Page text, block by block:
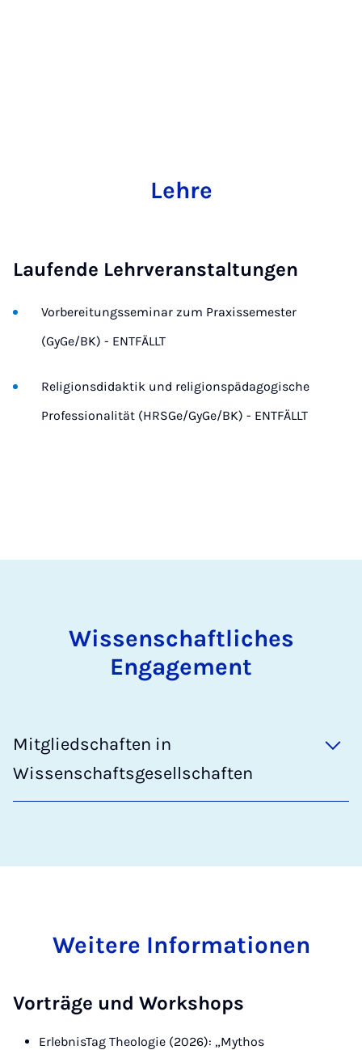
Lehre
Laufende Lehrveranstaltungen
Vorbereitungsseminar zum Praxissemester
(GyGe/BK) - ENTFÄLLT
Religionsdidaktik und religionspädagogische
Professionalität (HRSGe/GyGe/BK) - ENTFÄLLT
Wissenschaftliches
Engagement
Mitgliedschaften in
Wissenschaftsgesellschaften
Weitere Informationen
Vorträge und Workshops
ErlebnisTag Theologie (2026): „Mythos